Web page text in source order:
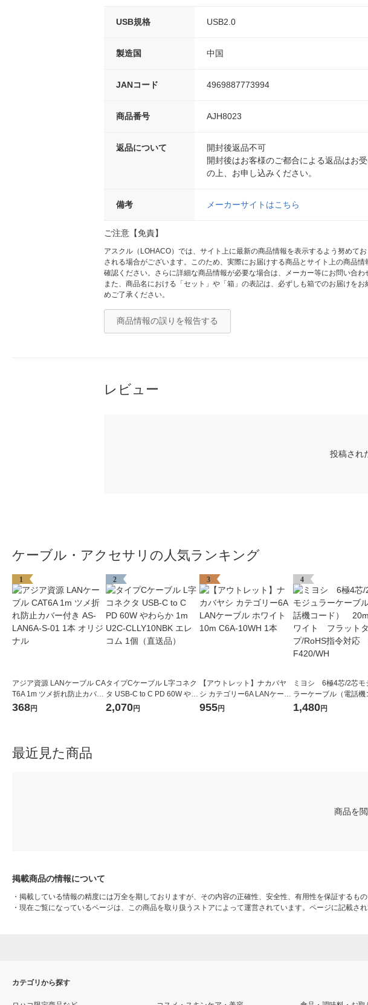
USB規格 USB2.0
製造国 中国
JANコード 4969887773994
商品番号 AJH8023
返品について
開封後返品不可
開封後はお客様のご都合による返品はお
の上、お申し込みください。
備考 メーカーサイトはこちら
ご注意【免責】
アスクル（LOHACO）では、サイト上に最新の商品情報を表示するよう努めて
される場合がございます。このため、実際にお届けする商品とサイト上の商品
確認ください。さらに詳細な商品情報が必要な場合は、メーカー等にお問い合わ
また、商品名における「セット」や「箱」の表記は、必ずしも箱でのお届けを
めご了承ください。
商品情報の誤りを報告する
レビュー
投稿され
ケーブル・アクセサリの人気ランキング
1
アジア資源 LANケーブル CA
T6A 1m ツメ折れ防止カバー
付き AS-LAN6A-S-01 1本 オ
368円
2
タイプCケーブル L字コネク
タ USB-C to C PD 60W やわ
らか 1m U2C-CLLY10NBK
エレコム 1個（直送品）
2,070円
3
【アウトレット】ナカバヤ
シ カテゴリー6A LANケーブ
ル ホワイト 10m C6A-10WH
955円
4
ミヨシ 6極4芯/2芯モ
ラーケーブル（電話機
ド） 20m ホワイト
ラットタイプ/RoHS指
1,480円
最近見た商品
商品を
掲載商品の情報について
・ 掲載している情報の精度には万全を期しておりますが、その内容の正確性、安全性、有用性を保証するもの
・ 現在ご覧になっているページは、この商品を取り扱うストアによって運営されています。ページに記載さ
カテゴリから探す